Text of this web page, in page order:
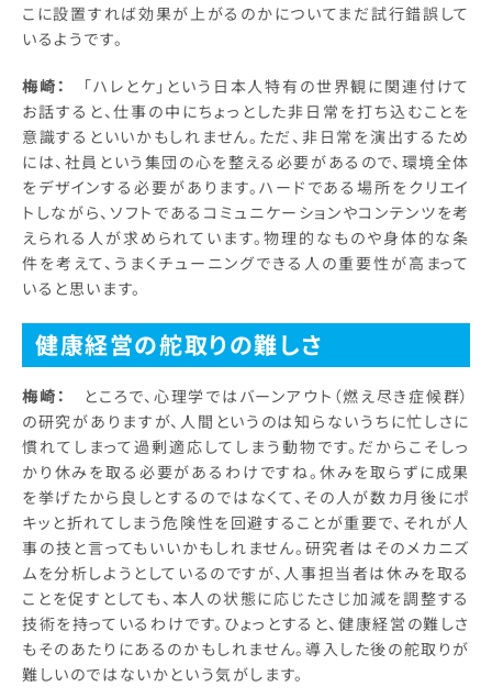
こに設置すれば効果が上がるのかについてまだ試行錯誤して
いるようです。
梅崎： 「ハレとケ」という日本人特有の世界観に関連付けて
お話すると、仕事の中にちょっとした非日常を打ち込むことを
意識するといいかもしれません。ただ、非日常を演出するため
には、社員という集団の心を整える必要があるので、環境全体
をデザインする必要があります。ハードである場所をクリエイ
トしながら、ソフトであるコミュニケーションやコンテンツを考
えられる人が求められています。物理的なものや身体的な条
件を考えて、うまくチューニングできる人の重要性が高まって
いると思います。
健康経営の舵取りの難しさ
梅崎： ところで、心理学ではバーンアウト（燃え尽き症候群）
の研究がありますが、人間というのは知らないうちに忙しさに
慣れてしまって過剰適応してしまう動物です。だからこそしっ
かり休みを取る必要があるわけですね。休みを取らずに成果
を挙げたから良しとするのではなくて、その人が数カ月後にポ
キッと折れてしまう危険性を回避することが重要で、それが人
事の技と言ってもいいかもしれません。研究者はそのメカニズ
ムを分析しようとしているのですが、人事担当者は休みを取る
ことを促すとしても、本人の状態に応じたさじ加減を調整する
技術を持っているわけです。ひょっとすると、健康経営の難しさ
もそのあたりにあるのかもしれません。導入した後の舵取りが
難しいのではないかという気がします。